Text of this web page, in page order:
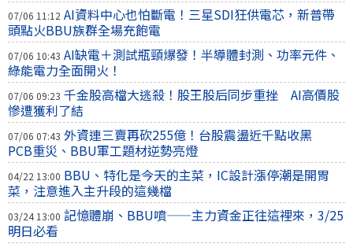
07/06 11:12 AI資料中心也怕斷電！三星SDI狂供電芯，新普帶
頭點火BBU族群全場充飽電
07/06 10:43 AI缺電＋測試瓶頸爆發！半導體封測、功率元件、
綠能電力全面開火！
07/06 09:23 千金股高檔大逃殺！股王股后同步重挫 AI高價股
慘遭獲利了結
07/06 07:43 外資連三賣再砍255億！台股震盪近千點收黑
PCB重災、BBU軍工題材逆勢亮燈
04/22 13:00 BBU、特化是今天的主菜，IC設計漲停潮是開胃
菜，注意進入主升段的這幾檔
03/24 13:00 記憶體崩、BBU噴——主力資金正往這裡來，3/25
明日必看